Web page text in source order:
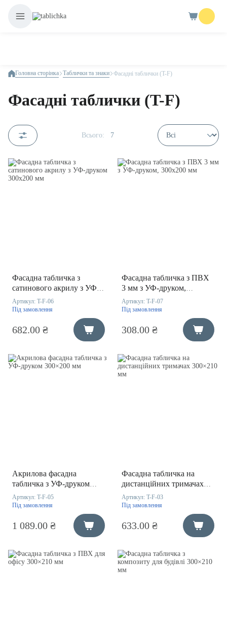
Головна сторінка Таблички та знаки Фасадні таблички (T-F)
Фасадні таблички (T-F)
Всього: 7
Фасадна табличка з
сатинового акрилу з УФ-
друком 300х200 мм
Артикул: T-F-06
Під замовлення
682.00 ₴
Фасадна табличка з ПВХ
3 мм з УФ-друком,
300х200 мм
Артикул: T-F-07
Під замовлення
308.00 ₴
Акрилова фасадна
табличка з УФ-друком
300×200 мм
Артикул: T-F-05
Під замовлення
1 089.00 ₴
Фасадна табличка на
дистанційних тримачах
300×210 мм
Артикул: T-F-03
Під замовлення
633.00 ₴